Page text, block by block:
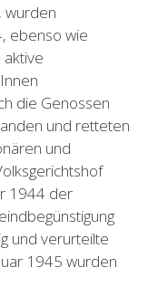
wurden
ebenso wie
die Genossen
und retteten
und
1944 der
und verurteilte
1945 wurden